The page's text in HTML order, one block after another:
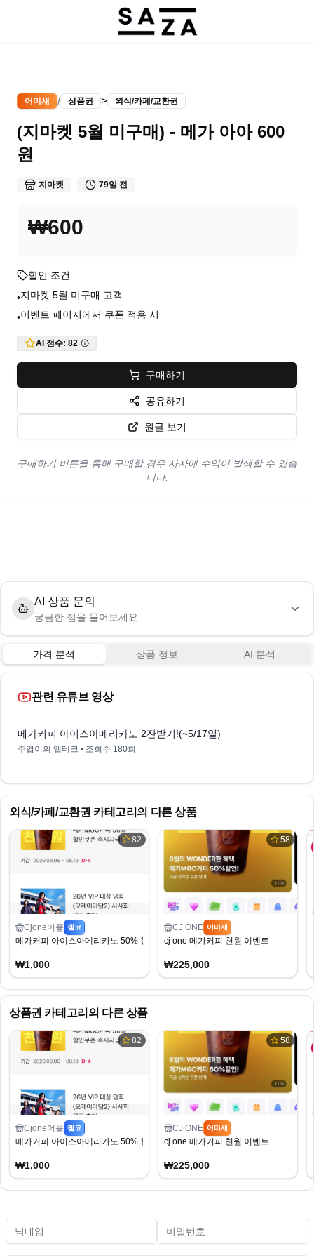
어미새 / 상품권 > 외식/카페/교환권
(지마켓 5월 미구매) - 메가 아아 600
원
지마켓 79일 전
₩600
할인 조건
•지마켓 5월 미구매 고객
•이벤트 페이지에서 쿠폰 적용 시
AI 점수: 82
구매하기
공유하기
원글 보기
구매하기 버튼을 통해 구매할 경우 사자에 수익이 발생할 수 있습
니다.
AI 상품 문의
궁금한 점을 물어보세요
가격 분석 상품 정보 AI 분석
관련 유튜브 영상
메가커피 아이스아메리카노 2잔받기!(~5/17일)
주엽이의 앱테크 • 조회수 180회
외식/카페/교환권 카테고리의 다른 상품
82
Cjone어플 펨코
메가커피 아이스아메리카노 50% 할인
₩1,000
58
CJ ONE 어미새
cj one 메가커피 천원 이벤트
₩225,000
상품권 카테고리의 다른 상품
82
Cjone어플 펨코
메가커피 아이스아메리카노 50% 할인
₩1,000
58
CJ ONE 어미새
cj one 메가커피 천원 이벤트
₩225,000